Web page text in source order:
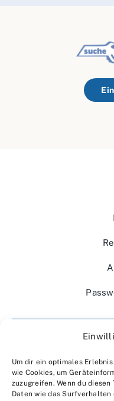
Um dir ein optimales
wie Cookies, um
zuzugreifen. Wenn du
Daten wie das Surfverhalten